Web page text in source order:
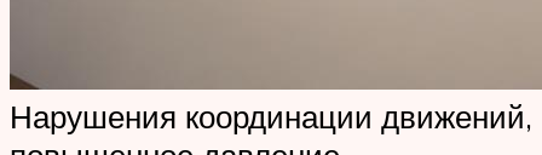
Нарушения координации движений,